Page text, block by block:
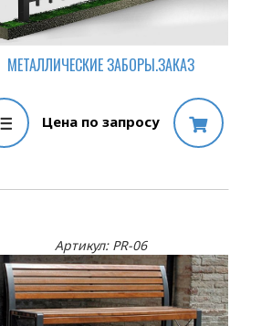
МЕТАЛЛИЧЕСКИЕ ЗАБОРЫ.ЗАКАЗ
Цена по запросу
Артикул: PR-06